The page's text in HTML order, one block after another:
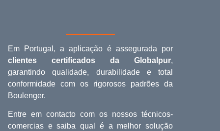
Em Portugal, a aplicação é assegurada por
clientes certificados da Globalpur,
garantindo qualidade, durabilidade e total
conformidade com os rigorosos padrões da
Boulenger.
Entre em contacto com os nossos técnicos-
comercias e saiba qual é a melhor solução